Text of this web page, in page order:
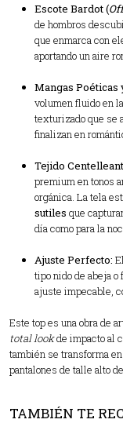
Escote Bardot (
de hombros
que enmarca con
aportando un aire
Mangas Poéticas
volumen fluido en
texturizado que se
finalizan en
Tejido
premium en tonos
orgánica. La tela
sutiles que
día como para la
Ajuste Perfecto:
tipo nido de abeja
ajuste impecable,
Este top es una obra de
total lookde impacto al
también se transforma
pantalones de talle alto
TAMBIÉN TE